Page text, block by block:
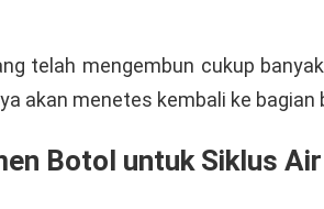
telah mengembun cukup
akan menetes kembali ke
Botol untuk Siklus Air